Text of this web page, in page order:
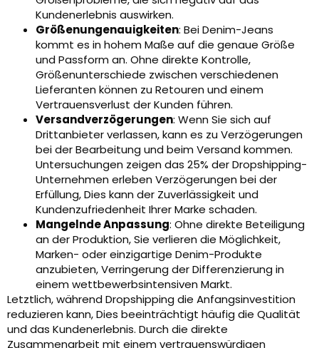
Kundenerlebnis auswirken.
Größenungenauigkeiten: Bei Denim-Jeans
kommt es in hohem Maße auf die genaue Größe
und Passform an. Ohne direkte Kontrolle,
Größenunterschiede zwischen verschiedenen
Lieferanten können zu Retouren und einem
Vertrauensverlust der Kunden führen.
Versandverzögerungen: Wenn Sie sich auf
Drittanbieter verlassen, kann es zu Verzögerungen
bei der Bearbeitung und beim Versand kommen.
Untersuchungen zeigen das 25% der Dropshipping-
Unternehmen erleben Verzögerungen bei der
Erfüllung, Dies kann der Zuverlässigkeit und
Kundenzufriedenheit Ihrer Marke schaden.
Mangelnde Anpassung: Ohne direkte Beteiligung
an der Produktion, Sie verlieren die Möglichkeit,
Marken- oder einzigartige Denim-Produkte
anzubieten, Verringerung der Differenzierung in
einem wettbewerbsintensiven Markt.
Letztlich, während Dropshipping die Anfangsinvestition
reduzieren kann, Dies beeinträchtigt häufig die Qualität
und das Kundenerlebnis. Durch die direkte
Zusammenarbeit mit einem vertrauenswürdigen